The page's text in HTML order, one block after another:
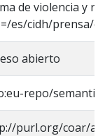
de violencia y
es/cidh/prensa/
abierto
repo/
purl.org/coar/